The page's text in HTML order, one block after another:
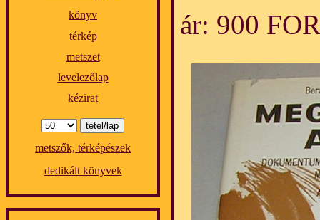
könyv
térkép
metszet
levelezőlap
kézirat
metszők, térképészek
dedikált könyvek
ár: 900